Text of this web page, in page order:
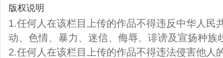
版权说明
1.任何人在该栏目上传的作品不得违反中华人民
动、色情、暴力、迷信、侮辱、诽谤及宣扬种族
2.任何人在该栏目上传的作品不得违法侵害他人